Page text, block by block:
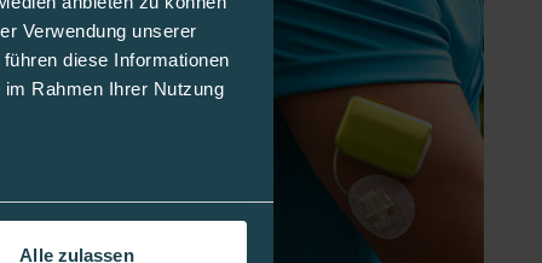
Verwendung unserer
diese Informationen
Rahmen Ihrer Nutzung
Alle zulassen
Mengen
morgendliche
und